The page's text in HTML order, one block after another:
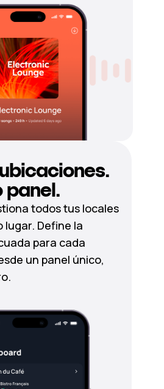
panel.
todos tus locales
lugar. Define la
para cada
un panel único,